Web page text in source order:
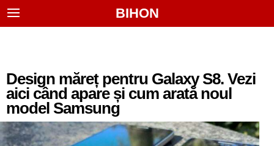
BIHON
Design măreț pentru Galaxy S8. Vezi
aici când apare și cum arată noul
model Samsung